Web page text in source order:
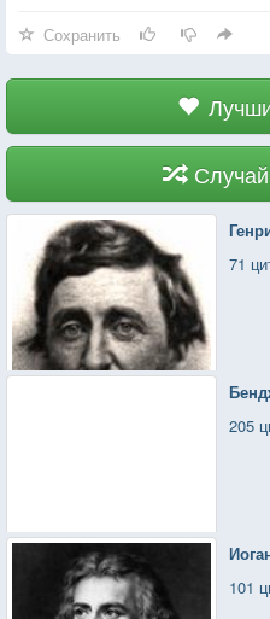
только что стоял ты, то
в котором должен был
из знакомых тяжело
что это все
в жизни уравновешено.
расцветает. Рождение и
целого. Поэтому нас так
и на похороны.
Сохранить
71
205
101